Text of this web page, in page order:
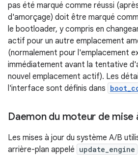
pas été marqué comme réussi
d'amorçage) doit être marqué
le bootloader, y compris en
actif pour un autre emplacement
(normalement pour l'emplacement
immédiatement avant la tentative
nouvel emplacement actif). Les
l'interface sont définis dans
Daemon du moteur de mise
Les mises à jour du système A/B
arrière-plan appelé update_engine